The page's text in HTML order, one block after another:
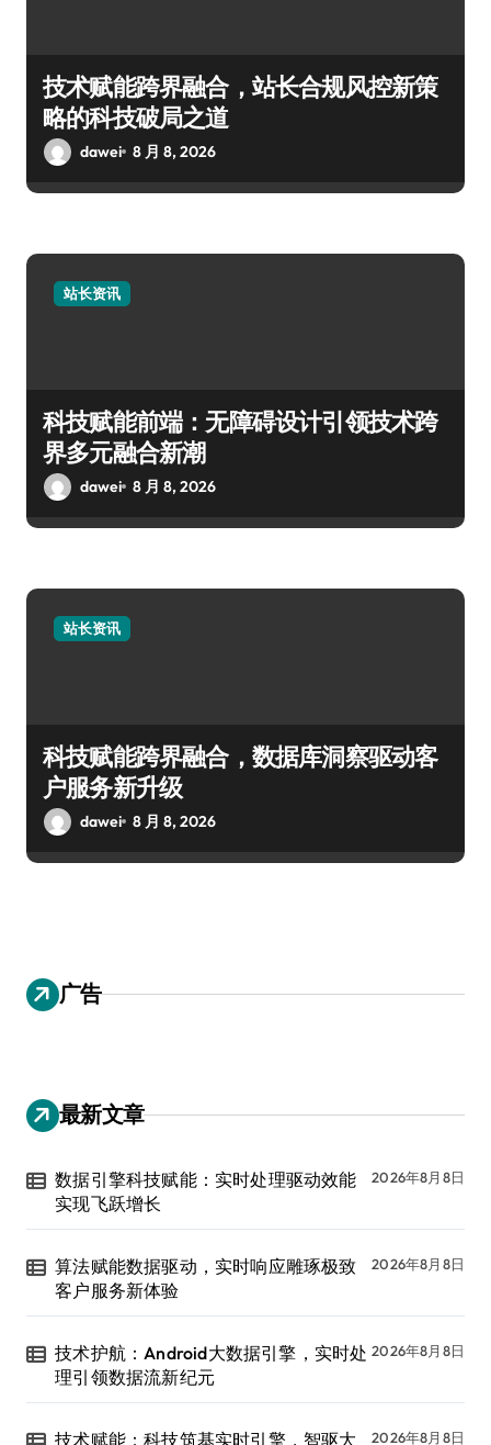
技术赋能跨界融合，站长合规风控新策
略的科技破局之道
dawei 8 月 8, 2026
站长资讯
科技赋能前端：无障碍设计引领技术跨
界多元融合新潮
dawei 8 月 8, 2026
站长资讯
科技赋能跨界融合，数据库洞察驱动客
户服务新升级
dawei 8 月 8, 2026
广告
最新文章
数据引擎科技赋能：实时处理驱动效能
实现飞跃增长
2026年8月8日
算法赋能数据驱动，实时响应雕琢极致
客户服务新体验
2026年8月8日
技术护航：Android大数据引擎，实时处
理引领数据流新纪元
2026年8月8日
技术赋能：科技筑基实时引擎，智驱大 2026年8月8日